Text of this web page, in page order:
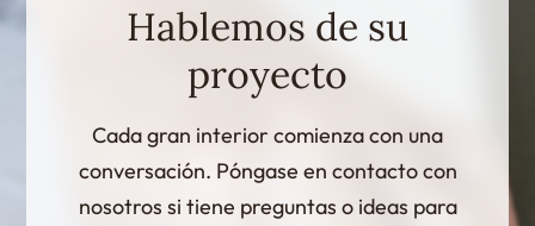
Hablemos de su
proyecto
Cada gran interior comienza con una
conversación. Póngase en contacto con
nosotros si tiene preguntas o ideas para